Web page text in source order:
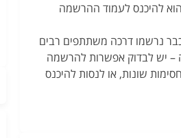
להיכנס לעמוד ההרשמה
נרשמו דרכה משתתפים רבים
יש לבדוק אפשרות להרשמה
שונות, או לנסות להיכנס